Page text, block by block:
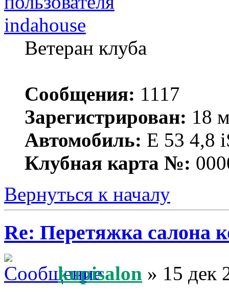
indahouse
Ветеран клуба
Сообщения: 1117
Зарегистрирован: 18
Автомобиль: Е 53 4,8
Клубная карта №:
Вернуться к началу
Re: Перетяжка салона
kupisalon » 15 дек